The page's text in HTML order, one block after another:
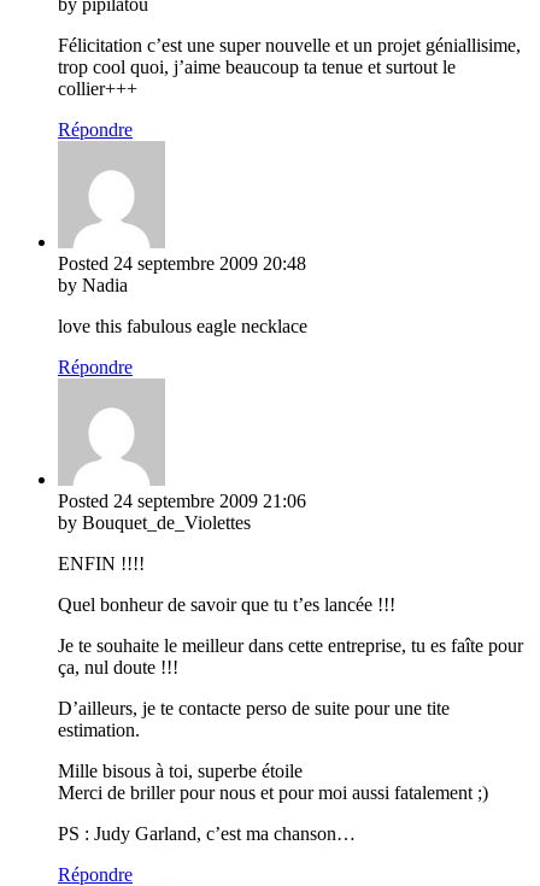
Félicitation c’est une super nouvelle et un projet géniallisime,
trop cool quoi, j’aime beaucoup ta tenue et surtout le
collier+++
Répondre
Posted 24 septembre 2009 20:48
by Nadia
love this fabulous eagle necklace
Répondre
Posted 24 septembre 2009 21:06
by Bouquet_de_Violettes
ENFIN !!!!
Quel bonheur de savoir que tu t’es lancée !!!
Je te souhaite le meilleur dans cette entreprise, tu es faîte pour
ça, nul doute !!!
D’ailleurs, je te contacte perso de suite pour une tite
estimation.
Mille bisous à toi, superbe étoile
Merci de briller pour nous et pour moi aussi fatalement ;)
PS : Judy Garland, c’est ma chanson…
Répondre